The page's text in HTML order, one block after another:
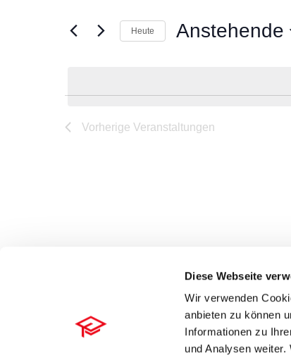
Diese Webseite
Wir verwenden
anbieten zu können
Informationen zu
und Analysen
Schlüsselwort.
Suche
Schlüsselwort.
Heute Anstehende
Vorherige Veranstaltungen
Datenschutz © RA-MICRO